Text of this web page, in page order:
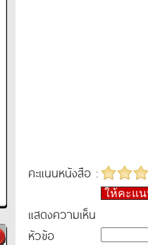
คะแนนหนังสือ :
ให้คะแ
แสดงความเห็น
หัวข้อ